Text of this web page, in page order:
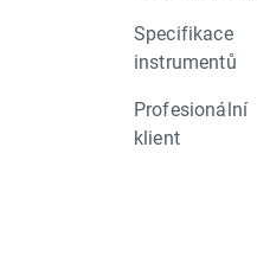
Specifikace
instrumentů
Profesionální
klient